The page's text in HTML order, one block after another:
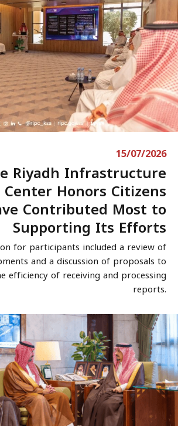
15/07/2026
Riyadh Infrastructure
Honors Citizens
Contributed Most to
Supporting Its Efforts
for participants included a review of
and a discussion of proposals to
efficiency of receiving and processing
reports.